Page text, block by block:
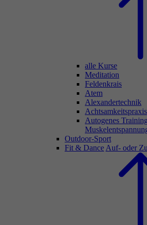
alle Kurse
Meditation
Feldenkrais
Atem
Alexandertechnik
Achtsamkeitspraxis
Autogenes
Outdoor-Sport
Fit & Dance Auf- oder